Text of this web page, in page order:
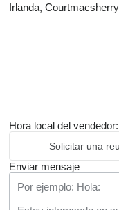
Irlanda,
Hora local del
Solicitar una
Enviar mensaje